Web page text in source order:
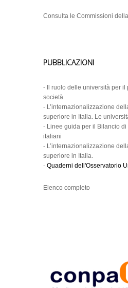
Consulta le Commissioni della
PUBBLICAZIONI
-
Il ruolo delle università per
società
- L’internazionalizzazione
superiore in Italia. Le
- Linee guida per il Bilancio
italiani
- L’internazionalizzazione
superiore in Italia.
- Quaderni dell'Osservatorio
Elenco completo